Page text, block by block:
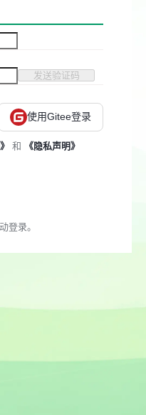
发送验证码
使用Gitee登录
和 《隐私声明》
登录。